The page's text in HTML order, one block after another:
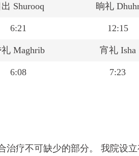
出 Shurooq
6:21
晌礼
12:15
Maghrib
6:08
宵礼 Isha
7:23
治疗不可缺少的部分。 我院设